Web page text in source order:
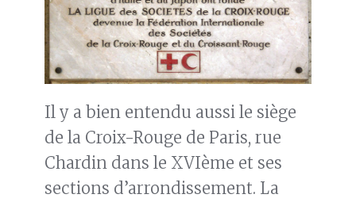
Il y a bien entendu aussi le siège
de la Croix-Rouge de Paris, rue
Chardin dans le XVIème et ses
sections d’arrondissement. La